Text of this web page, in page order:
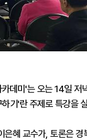
데미'는 오는 14일 저
기'란 주제로 특강을
혜 교수가, 토론은 경